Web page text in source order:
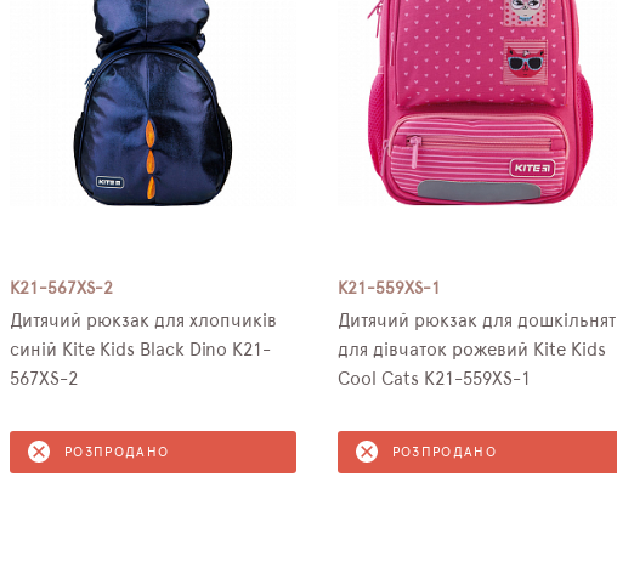
K21-567XS-2
Дитячий рюкзак для хлопчиків
синій Kite Kids Black Dino K21-
567XS-2
РОЗПРОДАНО
K21-559XS-1
Дитячий рюкзак для дошкільнят
для дівчаток рожевий Kite Kids
Cool Cats K21-559XS-1
РОЗПРОДАНО